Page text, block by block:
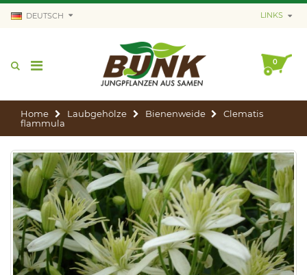
DEUTSCH LINKS
0
Home Laubgehölze Bienenweide
Clematis
flammula